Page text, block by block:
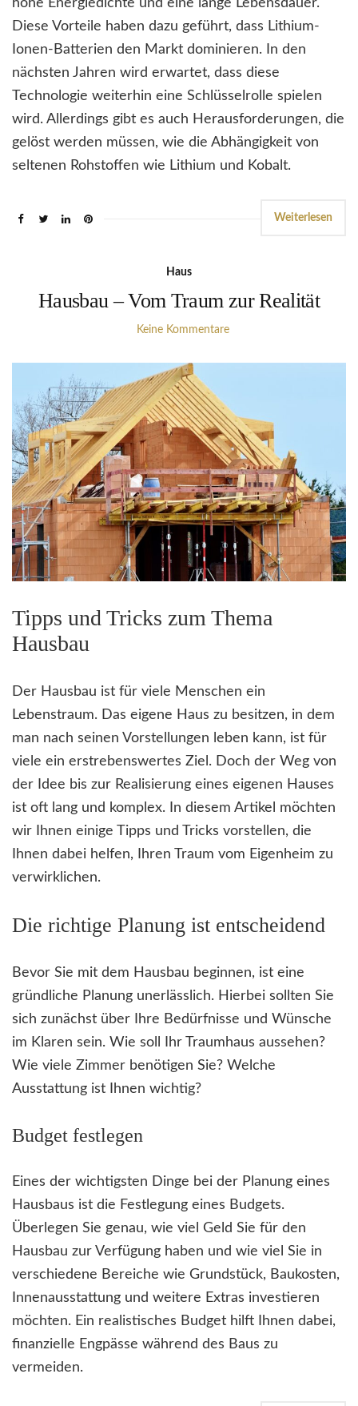
hohe Energiedichte und eine lange Lebensdauer.
Diese Vorteile haben dazu geführt, dass Lithium-
Ionen-Batterien den Markt dominieren. In den
nächsten Jahren wird erwartet, dass diese
Technologie weiterhin eine Schlüsselrolle spielen
wird. Allerdings gibt es auch Herausforderungen, die
gelöst werden müssen, wie die Abhängigkeit von
seltenen Rohstoffen wie Lithium und Kobalt.
Weiterlesen
Haus
Hausbau – Vom Traum zur Realität
Keine Kommentare
Tipps und Tricks zum Thema
Hausbau
Der Hausbau ist für viele Menschen ein
Lebenstraum. Das eigene Haus zu besitzen, in dem
man nach seinen Vorstellungen leben kann, ist für
viele ein erstrebenswertes Ziel. Doch der Weg von
der Idee bis zur Realisierung eines eigenen Hauses
ist oft lang und komplex. In diesem Artikel möchten
wir Ihnen einige Tipps und Tricks vorstellen, die
Ihnen dabei helfen, Ihren Traum vom Eigenheim zu
verwirklichen.
Die richtige Planung ist entscheidend
Bevor Sie mit dem Hausbau beginnen, ist eine
gründliche Planung unerlässlich. Hierbei sollten Sie
sich zunächst über Ihre Bedürfnisse und Wünsche
im Klaren sein. Wie soll Ihr Traumhaus aussehen?
Wie viele Zimmer benötigen Sie? Welche
Ausstattung ist Ihnen wichtig?
Budget festlegen
Eines der wichtigsten Dinge bei der Planung eines
Hausbaus ist die Festlegung eines Budgets.
Überlegen Sie genau, wie viel Geld Sie für den
Hausbau zur Verfügung haben und wie viel Sie in
verschiedene Bereiche wie Grundstück, Baukosten,
Innenausstattung und weitere Extras investieren
möchten. Ein realistisches Budget hilft Ihnen dabei,
finanzielle Engpässe während des Baus zu
vermeiden.